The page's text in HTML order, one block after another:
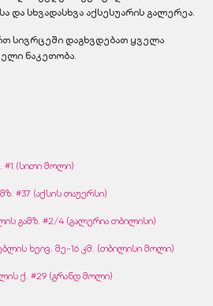
და სხვადასხვა აქსესუარის გალერეა.
სივრცეში დაგხვდებათ ყველა
ნაკეთობა.
#1 (სითი მოლი)
#37 (აქსის თაუერსი)
გამზ. #2/4 (გალერია თბილისი)
ხეივ. მე-16 კმ. (თბილისი მოლი)
ქ. #29 (გრანდ მოლი)